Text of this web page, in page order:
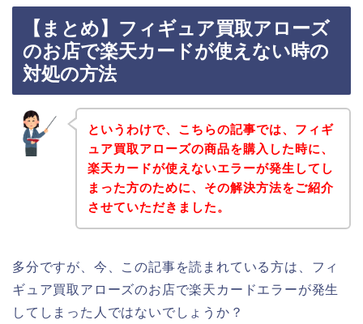
【まとめ】フィギュア買取アローズ
のお店で楽天カードが使えない時の
対処の方法
というわけで、こちらの記事では、フィギ
ュア買取アローズの商品を購入した時に、
楽天カードが使えないエラーが発生してし
まった方のために、その解決方法をご紹介
させていただきました。
多分ですが、今、この記事を読まれている方は、フィ
ギュア買取アローズのお店で楽天カードエラーが発生
してしまった人ではないでしょうか？